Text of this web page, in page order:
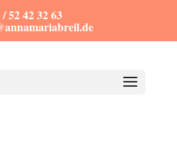
52 42 32 63